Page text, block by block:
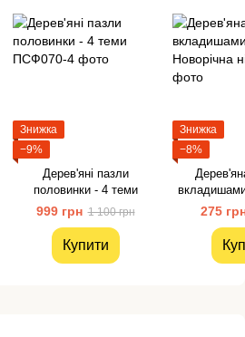
Знижка
−9%
Дерев'яні пазли
половинки - 4 теми
999 грн 1 100 грн
Купити
Знижка
−8%
275